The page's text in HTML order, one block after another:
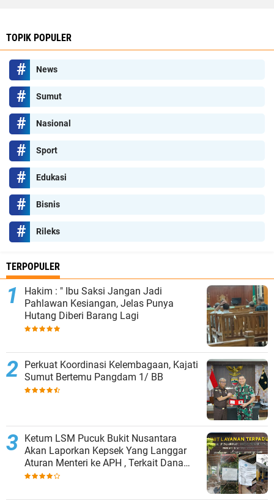
TOPIK POPULER
News
Sumut
Nasional
Sport
Edukasi
Bisnis
Rileks
TERPOPULER
Hakim : " Ibu Saksi Jangan Jadi
Pahlawan Kesiangan, Jelas Punya
Hutang Diberi Barang Lagi
Perkuat Koordinasi Kelembagaan, Kajati
Sumut Bertemu Pangdam 1/ BB
Ketum LSM Pucuk Bukit Nusantara
Akan Laporkan Kepsek Yang Langgar
Aturan Menteri ke APH , Terkait Dana
Revitalisasi Sekolah